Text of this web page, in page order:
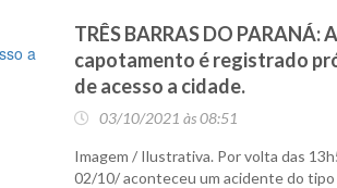
TRÊS BARRAS DO PARANÁ:
capotamento é registrado
de acesso a cidade.
03/10/2021 às 08:51
Imagem / Ilustrativa. Por volta das
02/10/ aconteceu um acidente do